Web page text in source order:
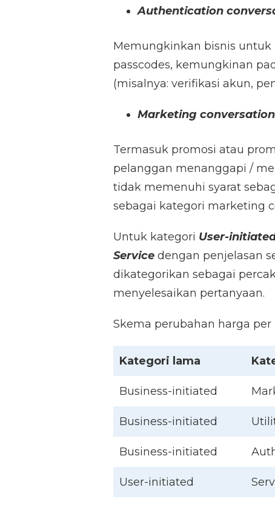
Authentication
Memungkinkan bisnis
passcodes, kemungkinan
(misalnya: verifikasi akun,
Marketing
Termasuk promosi atau
pelanggan menanggapi /
tidak memenuhi syarat
sebagai kategori marketing
Untuk kategori User-
Service dengan penjelasan
dikategorikan sebagai
menyelesaikan pertanyaan.
Skema perubahan harga
Kategori lama
Business-initiated
Business-initiated
Business-initiated
User-initiated